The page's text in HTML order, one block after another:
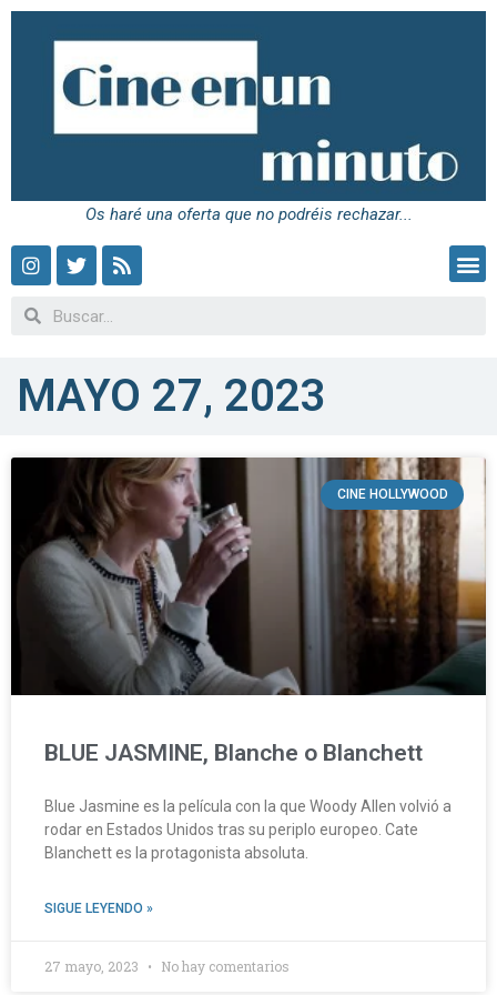
Os haré una oferta que no podréis rechazar...
MAYO 27, 2023
CINE HOLLYWOOD
BLUE JASMINE, Blanche o Blanchett
Blue Jasmine es la película con la que Woody Allen volvió a
rodar en Estados Unidos tras su periplo europeo. Cate
Blanchett es la protagonista absoluta.
SIGUE LEYENDO »
27 mayo, 2023 No hay comentarios